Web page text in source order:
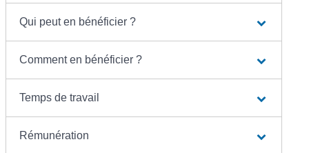
Qui peut en bénéficier ?
Comment en bénéficier ?
Temps de travail
Rémunération